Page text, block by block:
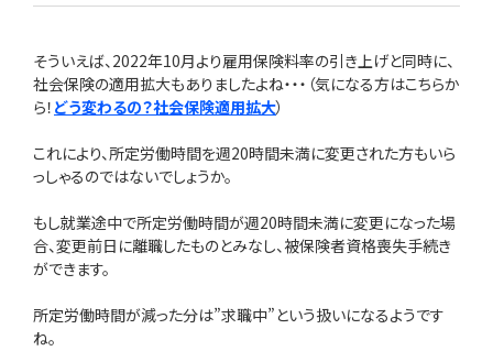
そういえば、2022年10月より雇用保険料率の引き上げと同時に、
社会保険の適用拡大もありましたよね・・・（気になる方はこちらか
ら！ どう変わるの？社会保険適用拡大）
これにより、所定労働時間を週20時間未満に変更された方もいら
っしゃるのではないでしょうか。
もし就業途中で所定労働時間が週20時間未満に変更になった場
合、変更前日に離職したものとみなし、被保険者資格喪失手続き
ができます。
所定労働時間が減った分は”求職中”という扱いになるようです
ね。